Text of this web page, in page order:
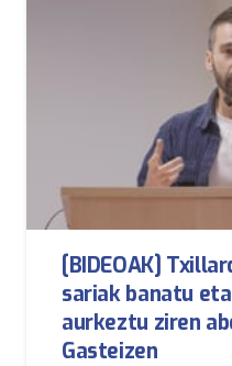
[BIDEOAK]
sariak banatu
aurkeztu ziren
Gasteizen